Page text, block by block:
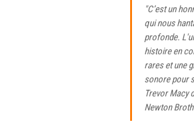
"C’est un
qui nous
profonde.
histoire en
rares et une
sonore pour
Trevor Macy
Newton